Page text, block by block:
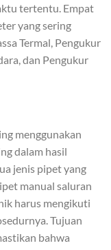
tertentu. Empat
yang sering
Termal, Pengukur
dan Pengukur
menggunakan
dalam hasil
jenis pipet yang
manual saluran
harus mengikuti
Tujuan
bahwa